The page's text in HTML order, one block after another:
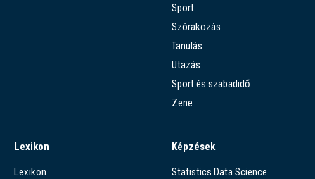
Sport
Szórakozás
Tanulás
Utazás
Sport és szabadidő
Zene
Lexikon
Lexikon
Képzések
Statistics Data Science